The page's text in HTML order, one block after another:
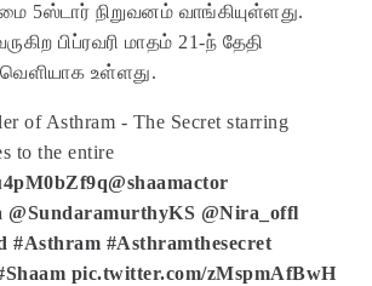
5ஸ்டார் நிறுவனம் வாங்கியுள்ளது.
பிப்ரவரி மாதம் 21-ந் தேதி
உள்ளது.
of Asthram - The Secret starring
to the entire
@shaamactor
@SundaramurthyKS @Nira_offl
#Asthram #Asthramthesecret
pic.twitter.com/zMspmAfBwH